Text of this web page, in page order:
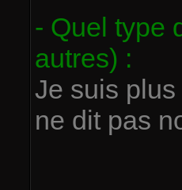
- Quel type
autres) :
Je suis
ne dit pas